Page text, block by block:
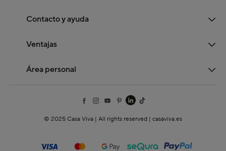
Contacto y ayuda
Ventajas
Área personal
© 2025 Casa Viva | All rights reserved | casaviva.es